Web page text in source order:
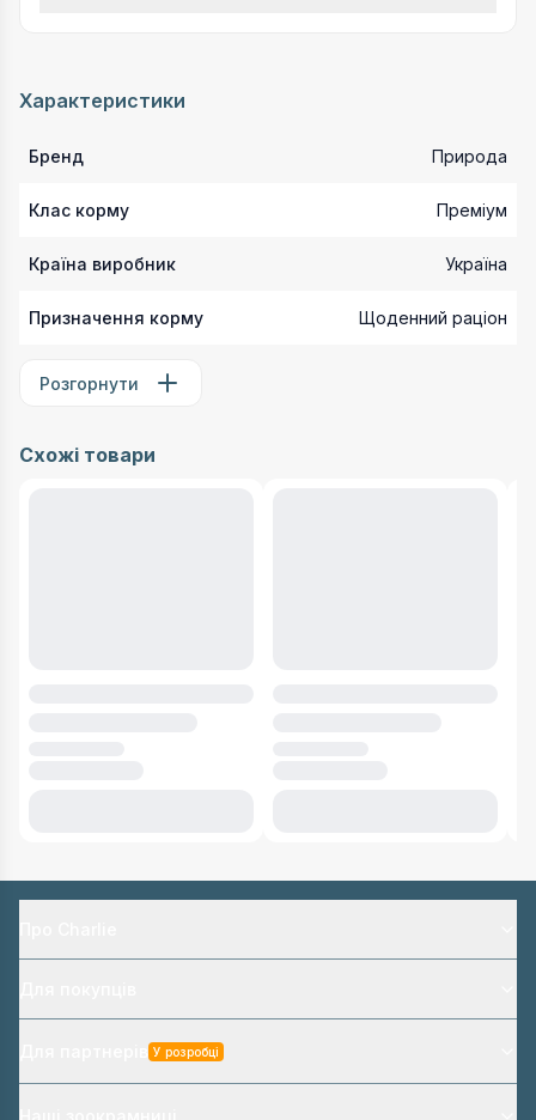
Характеристики
Бренд Природа
Клас корму Преміум
Країна виробник Україна
Призначення корму Щоденний раціон
Розгорнути
Схожі товари
У розробці